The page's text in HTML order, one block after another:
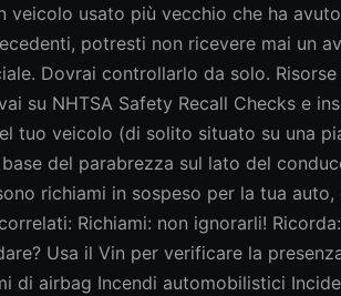
veicolo usato più vecchio che ha
potresti non ricevere mai un
Dovrai controllarlo da solo.
su NHTSA Safety Recall Checks e
tuo veicolo (di solito situato su una
del parabrezza sul lato del
richiami in sospeso per la tua auto,
Richiami: non ignorarli!
Usa il Vin per verificare la
di airbag Incendi automobilistici